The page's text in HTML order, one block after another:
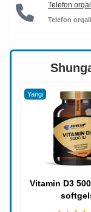
Telefon
Telefon
Yangi
Vitamin D3